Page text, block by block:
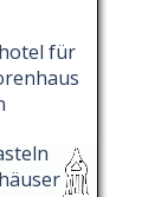
für